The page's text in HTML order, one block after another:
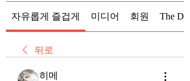
자유롭게 즐겁게 미디어 회원 The Dao
뒤로
히메